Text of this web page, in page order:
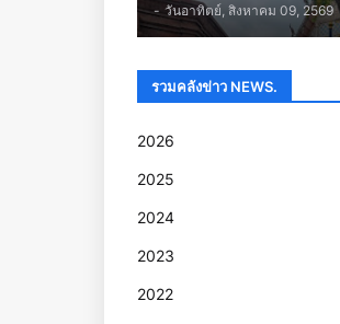
- วันอาทิตย์, สิงหาคม 09, 2569
รวมคลังข่าว NEWS.
2026
2025
2024
2023
2022